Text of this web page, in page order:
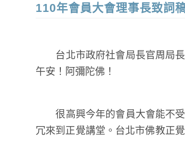
110年會員大會理事長致詞
台北市政府社會局長官周局長
午安！阿彌陀佛！
很高興今年的會員大會能不受
冗來到正覺講堂。台北市佛教正